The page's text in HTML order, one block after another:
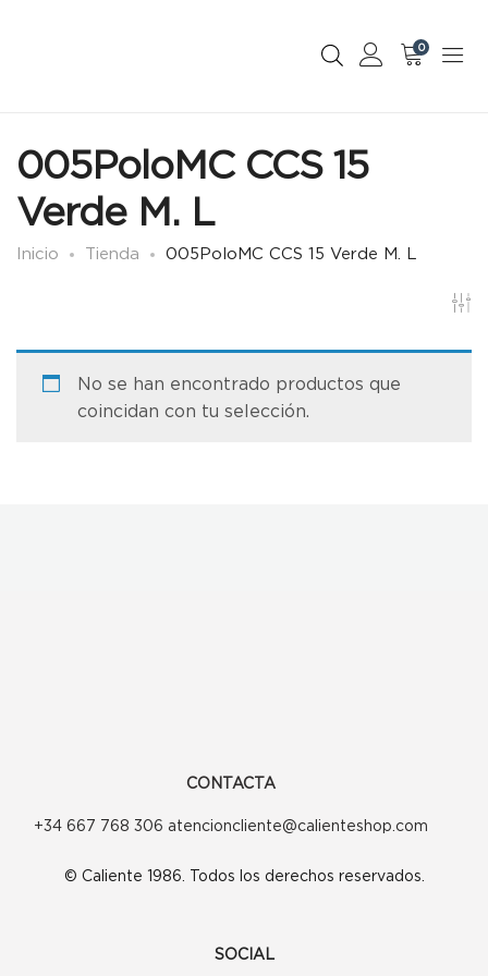
0
005PoloMC CCS 15
Verde M. L
Inicio Tienda 005PoloMC CCS 15 Verde M. L
No se han encontrado productos que
coincidan con tu selección.
CONTACTA
+34 667 768 306 atencioncliente@calienteshop.com
© Caliente 1986. Todos los derechos reservados.
SOCIAL